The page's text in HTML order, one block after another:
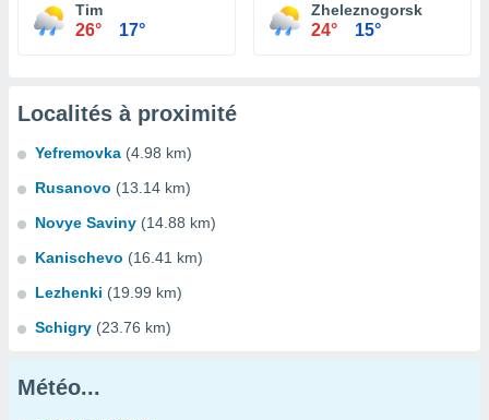
Tim
26° 17°
Zheleznogorsk
24° 15°
Localités à proximité
Yefremovka (4.98 km)
Rusanovo (13.14 km)
Novye Saviny (14.88 km)
Kanischevo (16.41 km)
Lezhenki (19.99 km)
Schigry (23.76 km)
Météo...